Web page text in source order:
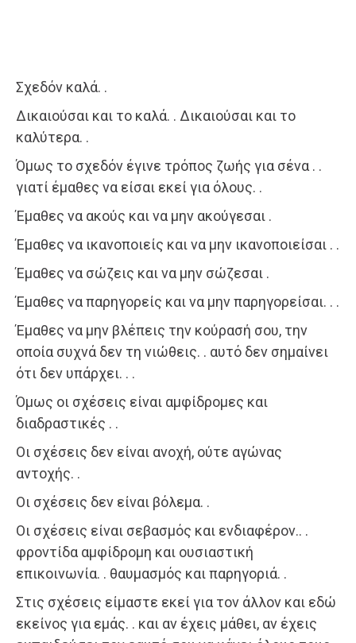
Σχεδόν καλά. .
Δικαιούσαι και το καλά. . Δικαιούσαι και το
καλύτερα. .
Όμως το σχεδόν έγινε τρόπος ζωής για σένα . .
γιατί έμαθες να είσαι εκεί για όλους. .
Έμαθες να ακούς και να μην ακούγεσαι .
Έμαθες να ικανοποιείς και να μην ικανοποιείσαι . .
Έμαθες να σώζεις και να μην σώζεσαι .
Έμαθες να παρηγορείς και να μην παρηγορείσαι. . .
Έμαθες να μην βλέπεις την κούρασή σου, την
οποία συχνά δεν τη νιώθεις. . αυτό δεν σημαίνει
ότι δεν υπάρχει. . .
Όμως οι σχέσεις είναι αμφίδρομες και
διαδραστικές . .
Οι σχέσεις δεν είναι ανοχή, ούτε αγώνας
αντοχής. .
Οι σχέσεις δεν είναι βόλεμα. .
Οι σχέσεις είναι σεβασμός και ενδιαφέρον.. .
φροντίδα αμφίδρομη και ουσιαστική
επικοινωνία. . θαυμασμός και παρηγοριά. .
Στις σχέσεις είμαστε εκεί για τον άλλον και εδώ
εκείνος για εμάς. . και αν έχεις μάθει, αν έχεις